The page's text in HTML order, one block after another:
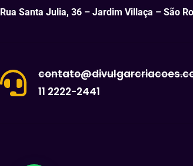
Rua Santa Julia, 36 – Jardim Villaça – São
11 2222-2441